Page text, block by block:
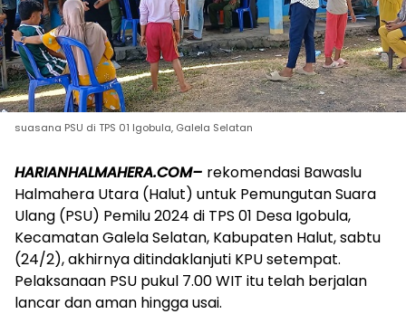
suasana PSU di TPS 01 Igobula, Galela Selatan
HARIANHALMAHERA.COM– rekomendasi Bawaslu
Halmahera Utara (Halut) untuk Pemungutan Suara
Ulang (PSU) Pemilu 2024 di TPS 01 Desa Igobula,
Kecamatan Galela Selatan, Kabupaten Halut, sabtu
(24/2), akhirnya ditindaklanjuti KPU setempat.
Pelaksanaan PSU pukul 7.00 WIT itu telah berjalan
lancar dan aman hingga usai.